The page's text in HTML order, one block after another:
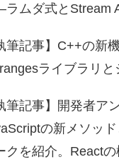
ムダ式とStream
筆記事】C++の新
ライブラリと
筆記事】開発者ア
の新メソッ
クを紹介。Reactの